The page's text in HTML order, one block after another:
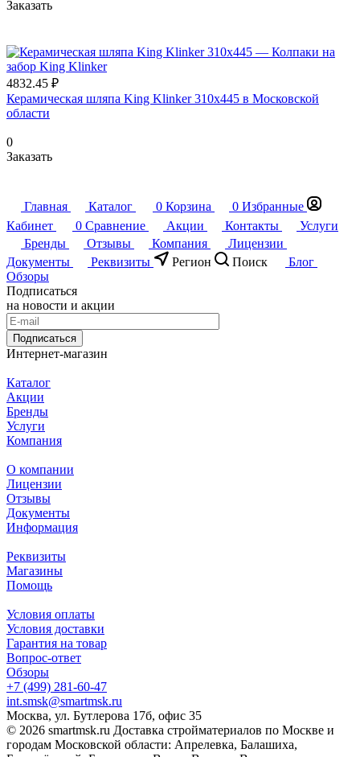
Заказать
4832.45 ₽
Керамическая шляпа King Klinker 310х445 в Московской
области
0
Заказать
Главная Каталог 0 Корзина 0 Избранные
Кабинет
0 Сравнение Акции Контакты
Услуги
Бренды
Отзывы Компания
Лицензии
Документы
Реквизиты Регион Поиск
Блог
Обзоры
Подписаться
на новости и акции
Подписаться
Интернет-магазин
Каталог
Акции
Бренды
Услуги
Компания
О компании
Лицензии
Отзывы
Документы
Информация
Реквизиты
Магазины
Помощь
Условия оплаты
Условия доставки
Гарантия на товар
Вопрос-ответ
Обзоры
+7 (499) 281-60-47
int.smsk@smartmsk.ru
Москва, ул. Бутлерова 17б, офис 35
© 2026 smartmsk.ru Доставка стройматериалов по Москве и
городам Московской области: Апрелевка, Балашиха,